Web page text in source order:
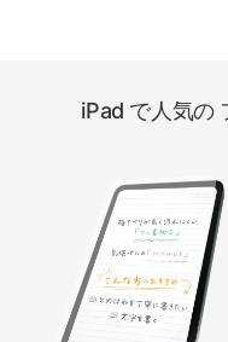
iPad で人気の